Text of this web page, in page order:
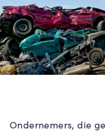
Ondernemers, die